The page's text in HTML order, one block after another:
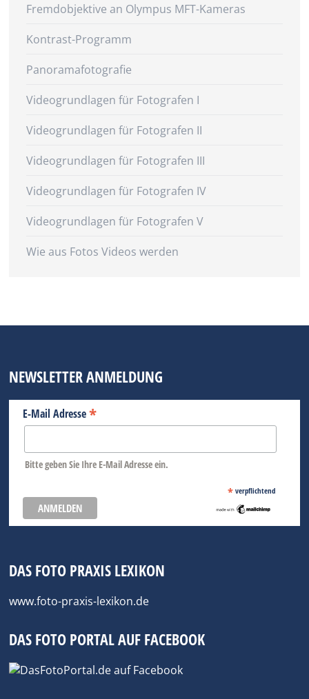
Fremdobjektive an Olympus MFT-Kameras
Kontrast-Programm
Panoramafotografie
Videogrundlagen für Fotografen I
Videogrundlagen für Fotografen II
Videogrundlagen für Fotografen III
Videogrundlagen für Fotografen IV
Videogrundlagen für Fotografen V
Wie aus Fotos Videos werden
NEWSLETTER ANMELDUNG
E-Mail Adresse*
Bitte geben Sie Ihre E-Mail Adresse ein.
* verpflichtend
DAS FOTO PRAXIS LEXIKON
www.foto-praxis-lexikon.de
DAS FOTO PORTAL AUF FACEBOOK